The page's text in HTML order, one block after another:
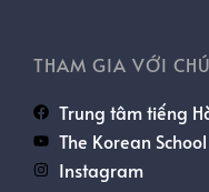
THAM GIA VỚI
Trung tâm tiếng
The Korean School
Instagram